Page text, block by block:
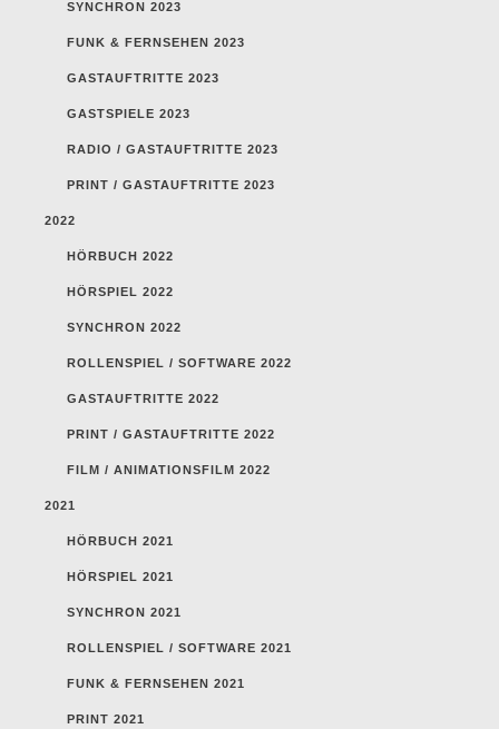
SYNCHRON 2023
FUNK & FERNSEHEN 2023
GASTAUFTRITTE 2023
GASTSPIELE 2023
RADIO / GASTAUFTRITTE 2023
PRINT / GASTAUFTRITTE 2023
2022
HÖRBUCH 2022
HÖRSPIEL 2022
SYNCHRON 2022
ROLLENSPIEL / SOFTWARE 2022
GASTAUFTRITTE 2022
PRINT / GASTAUFTRITTE 2022
FILM / ANIMATIONSFILM 2022
2021
HÖRBUCH 2021
HÖRSPIEL 2021
SYNCHRON 2021
ROLLENSPIEL / SOFTWARE 2021
FUNK & FERNSEHEN 2021
PRINT 2021